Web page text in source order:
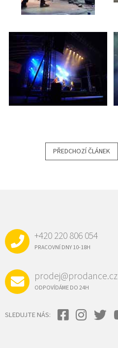
PŘEDCHOZÍ ČLÁNEK
+420 220 806 054
PRACOVNÍ DNY 10-18H
prodej@prodance.cz
ODPOVÍDÁME DO 24H
SLEDUJTE NÁS: